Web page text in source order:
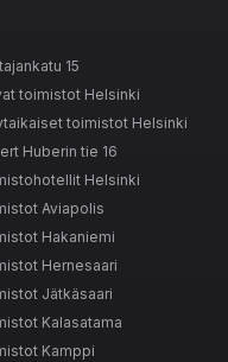
15
toimistot Helsinki
toimistot Helsinki
Huberin tie 16
Helsinki
Aviapolis
Hakaniemi
Hernesaari
Jätkäsaari
Kalasatama
Kamppi